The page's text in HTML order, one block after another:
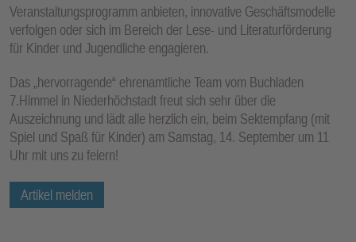
Veranstaltungsprogramm anbieten, innovative Geschäftsmodelle
verfolgen oder sich im Bereich der Lese- und Literaturförderung
für Kinder und Jugendliche engagieren.
Das „hervorragende“ ehrenamtliche Team vom Buchladen
7.Himmel in Niederhöchstadt freut sich sehr über die
Auszeichnung und lädt alle herzlich ein, beim Sektempfang (mit
Spiel und Spaß für Kinder) am Samstag, 14. September um 11
Uhr mit uns zu feiern!
Artikel melden